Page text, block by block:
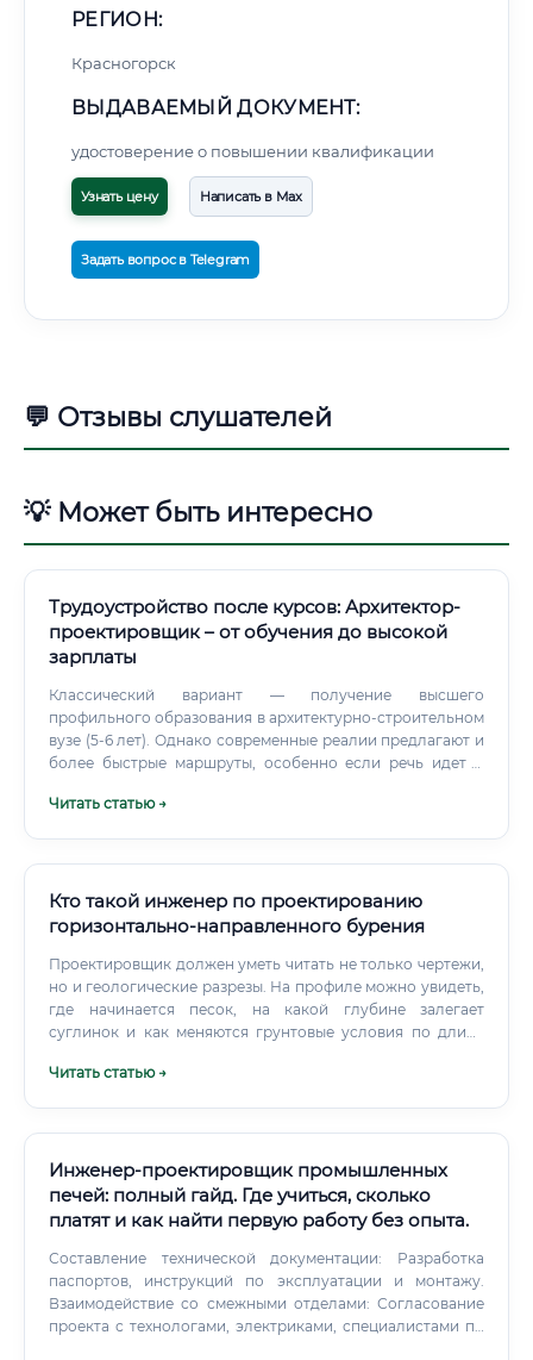
РЕГИОН:
Красногорск
ВЫДАВАЕМЫЙ ДОКУМЕНТ:
удостоверение о повышении квалификации
Узнать цену Написать в Max
Задать вопрос в Telegram
💬 Отзывы слушателей
💡 Может быть интересно
Трудоустройство после курсов: Архитектор-
проектировщик – от обучения до высокой
зарплаты
Классический вариант — получение высшего
профильного образования в архитектурно-строительном
вузе (5-6 лет). Однако современные реалии предлагают и
более быстрые маршруты, особенно если речь идет о
переквалификации.
Читать статью →
Кто такой инженер по проектированию
горизонтально-направленного бурения
Проектировщик должен уметь читать не только чертежи,
но и геологические разрезы. На профиле можно увидеть,
где начинается песок, на какой глубине залегает
суглинок и как меняются грунтовые условия по длине
Читать статью →
Инженер-проектировщик промышленных
печей: полный гайд. Где учиться, сколько
платят и как найти первую работу без опыта.
Составление технической документации: Разработка
паспортов, инструкций по эксплуатации и монтажу.
Взаимодействие со смежными отделами: Согласование
проекта с технологами, электриками, специалистами по